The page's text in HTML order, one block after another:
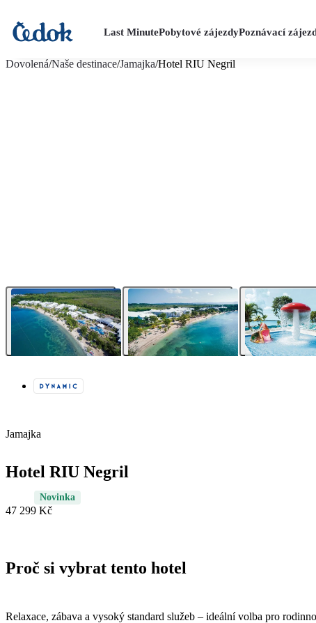
Last MinutePobytové zájezdyPoznávací
Dovolená/Naše destinace/Jamajka/Hotel RIU Negril
Jamajka
Hotel RIU Negril
Novinka
47 299 Kč
Proč si vybrat tento hotel
Relaxace, zábava a vysoký standard služeb – ideální volba pro